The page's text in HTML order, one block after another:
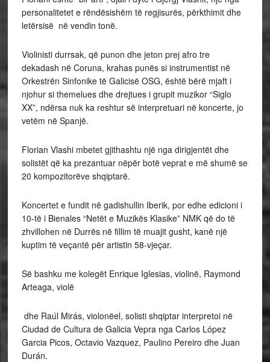
personalitetet e rëndësishëm të regjisurës, përkthimit dhe
letërsisë në vendin tonë.
Violinisti durrsak, që punon dhe jeton prej afro tre
dekadash në Coruna, krahas punës si instrumentist në
Orkestrën Sinfonike të Galicisë OSG, është bërë mjaft i
njohur si themelues dhe drejtues i grupit muzikor “Siglo
XX”, ndërsa nuk ka reshtur së interpretuari në koncerte, jo
vetëm në Spanjë.
Florian Vlashi mbetet gjithashtu një nga dirigjentët dhe
solistët që ka prezantuar nëpër botë veprat e më shumë se
20 kompozitorëve shqiptarë.
Koncertet e fundit në gadishullin Iberik, por edhe edicioni i
10-të i Bienales “Netët e Muzikës Klasike” NMK që do të
zhvillohen në Durrës në fillim të muajit gusht, kanë një
kuptim të veçantë për artistin 58-vjeçar.
Së bashku me kolegët Enrique Iglesias, violinë, Raymond
Arteaga, violë
dhe Raúl Mirás, violonëel, solisti shqiptar interpretoi në
Ciudad de Cultura de Galicia Vepra nga Carlos López
Garcia Picos, Octavio Vazquez, Paulino Pereiro dhe Juan
Durán.